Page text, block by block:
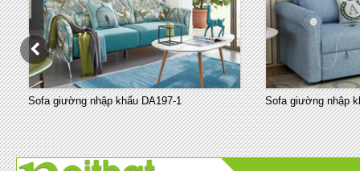
Sofa giường nhập khẩu DA197-1 Sofa giường nhập